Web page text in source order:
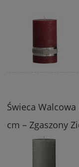
Świeca
cm – Zgaszony